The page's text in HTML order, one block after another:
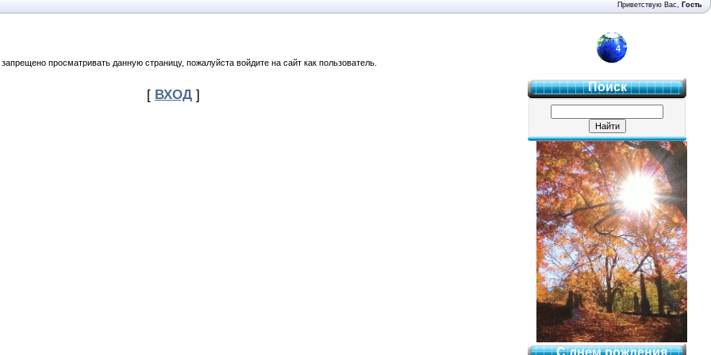
Приветствую Вас, Гость
просматривать данную страницу, пожалуйста войдите на сайт как пользователь.
[ ВХОД ]
4 "Б"
Поиск
С днем рождения